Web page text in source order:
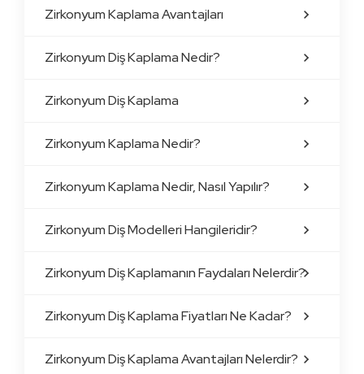
Zirkonyum Kaplama Avantajları
Zirkonyum Diş Kaplama Nedir?
Zirkonyum Diş Kaplama
Zirkonyum Kaplama Nedir?
Zirkonyum Kaplama Nedir, Nasıl Yapılır?
Zirkonyum Diş Modelleri Hangileridir?
Zirkonyum Diş Kaplamanın Faydaları Nelerdir?
Zirkonyum Diş Kaplama Fiyatları Ne Kadar?
Zirkonyum Diş Kaplama Avantajları Nelerdir?